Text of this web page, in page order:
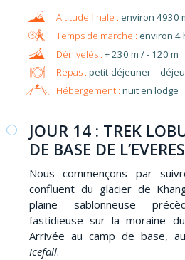
environ 4930
environ 4
+ 230 m / - 120 m
Repas : petit-déjeuner –
Hébergement : nuit en lodge
JOUR 14 : TREK
DE BASE DE
Nous commençons par
confluent du glacier de
plaine sablonneuse
fastidieuse sur la moraine
Arrivée au camp de base,
Icefall.